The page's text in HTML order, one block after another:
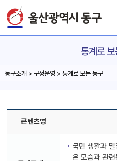
통계로
동구소개 > 구정운영 > 통계로 보는 동구
콘텐츠명
국민 생활과
온 모습과 관